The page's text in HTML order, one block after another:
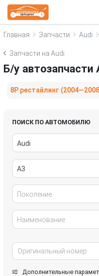
Главная Запчасти Audi
Запчасти на Audi
Б/у автозапчасти
8P рестайлинг
ПОИСК ПО АВТОМОБИЛЮ
Audi
A3
Поколение
Наименование
Дополнительные